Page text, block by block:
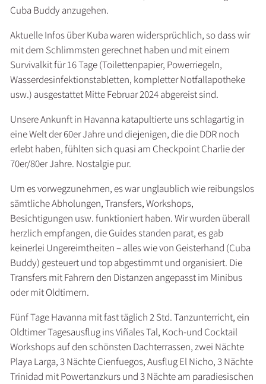
Cuba Buddy anzugehen.
Aktuelle Infos über Kuba waren widersprüchlich, so dass wir
mit dem Schlimmsten gerechnet haben und mit einem
Survivalkit für 16 Tage (Toilettenpapier, Powerriegeln,
Wasserdesinfektionstabletten, kompletter Notfallapotheke
usw.) ausgestattet Mitte Februar 2024 abgereist sind.
Unsere Ankunft in Havanna katapultierte uns schlagartig in
eine Welt der 60er Jahre und diejenigen, die die DDR noch
erlebt haben, fühlten sich quasi am Checkpoint Charlie der
70er/80er Jahre. Nostalgie pur.
Um es vorwegzunehmen, es war unglaublich wie reibungslos
sämtliche Abholungen, Transfers, Workshops,
Besichtigungen usw. funktioniert haben. Wir wurden überall
herzlich empfangen, die Guides standen parat, es gab
keinerlei Ungereimtheiten – alles wie von Geisterhand (Cuba
Buddy) gesteuert und top abgestimmt und organisiert. Die
Transfers mit Fahrern den Distanzen angepasst im Minibus
oder mit Oldtimern.
Fünf Tage Havanna mit fast täglich 2 Std. Tanzunterricht, ein
Oldtimer Tagesausflug ins Viñales Tal, Koch-und Cocktail
Workshops auf den schönsten Dachterrassen, zwei Nächte
Playa Larga, 3 Nächte Cienfuegos, Ausflug El Nicho, 3 Nächte
Trinidad mit Powertanzkurs und 3 Nächte am paradiesischen